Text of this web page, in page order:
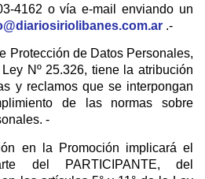
4162 o vía e-mail enviando un
.-
Protección de Datos Personales,
Nº 25.326, tiene la atribución
y reclamos que se interpongan
de las normas sobre
-
en la Promoción implicará el
del PARTICIPANTE, del